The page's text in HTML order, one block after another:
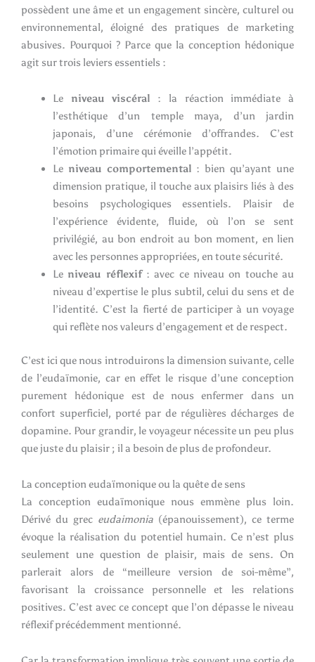
possèdent une âme et un engagement sincère, culturel ou
environnemental, éloigné des pratiques de marketing
abusives. Pourquoi ? Parce que la conception hédonique
agit sur trois leviers essentiels :
Le niveau viscéral : la réaction immédiate à
l’esthétique d’un temple maya, d’un jardin
japonais, d’une cérémonie d’offrandes. C’est
l’émotion primaire qui éveille l’appétit.
Le niveau comportemental : bien qu’ayant une
dimension pratique, il touche aux plaisirs liés à des
besoins psychologiques essentiels. Plaisir de
l’expérience évidente, fluide, où l’on se sent
privilégié, au bon endroit au bon moment, en lien
avec les personnes appropriées, en toute sécurité.
Le niveau réflexif: avec ce niveau on touche au
niveau d’expertise le plus subtil, celui du sens et de
l’identité. C’est la fierté de participer à un voyage
qui reflète nos valeurs d’engagement et de respect.
C’est ici que nous introduirons la dimension suivante, celle
de l’eudaïmonie, car en effet le risque d’une conception
purement hédonique est de nous enfermer dans un
confort superficiel, porté par de régulières décharges de
dopamine. Pour grandir, le voyageur nécessite un peu plus
que juste du plaisir ; il a besoin de plus de profondeur.
La conception eudaïmonique ou la quête de sens
La conception eudaïmonique nous emmène plus loin.
Dérivé du grec eudaimonia (épanouissement), ce terme
évoque la réalisation du potentiel humain. Ce n’est plus
seulement une question de plaisir, mais de sens. On
parlerait alors de “meilleure version de soi-même”,
favorisant la croissance personnelle et les relations
positives. C’est avec ce concept que l’on dépasse le niveau
réflexif précédemment mentionné.